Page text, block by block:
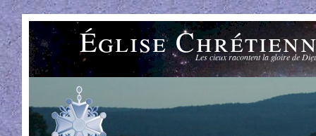
Église Les cieux racontent la gloire de